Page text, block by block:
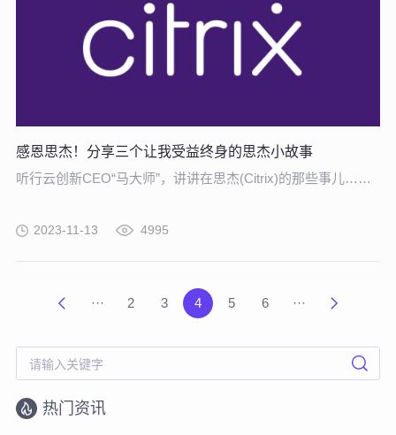
感恩思杰！分享三个让我受益终身的思杰小故事
听行云创新CEO“马大师”，讲讲在思杰(Citrix)的那些事儿……
2023-11-13 4995
··· 2 3 4 5 6 ···
热门资讯